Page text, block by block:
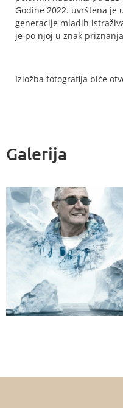
Godine 2022. uvrštena
generacije mladih
je po njoj u znak
Izložba fotografija biće
Galerija